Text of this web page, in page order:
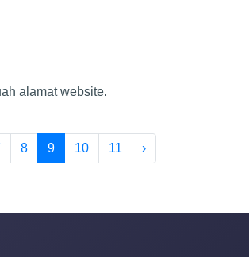
alamat website.
8 9 10 11 ›